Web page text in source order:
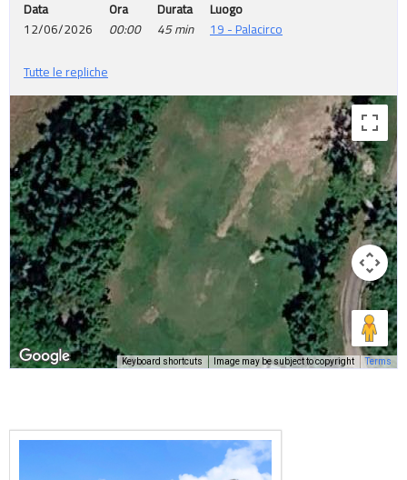
Data
12/06/2026
Ora
00:00
Durata
45 min
Luogo
19 - Palacirco
Tutte le repliche
Keyboard shortcuts Image may be subject to copyright Terms